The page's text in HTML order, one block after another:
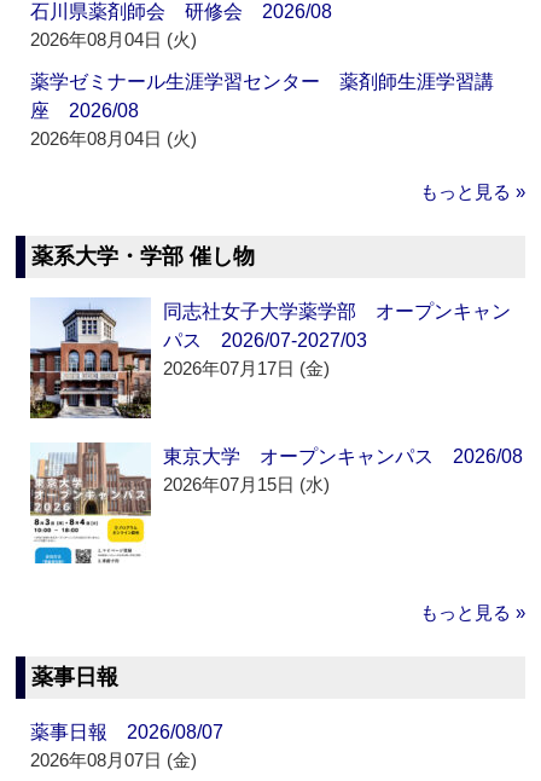
石川県薬剤師会 研修会 2026/08
2026年08月04日 (火)
薬学ゼミナール生涯学習センター 薬剤師生涯学習講
座 2026/08
2026年08月04日 (火)
もっと見る »
薬系大学・学部 催し物
同志社女子大学薬学部 オープンキャン
パス 2026/07-2027/03
2026年07月17日 (金)
東京大学 オープンキャンパス 2026/08
2026年07月15日 (水)
もっと見る »
薬事日報
薬事日報 2026/08/07
2026年08月07日 (金)